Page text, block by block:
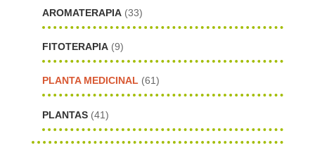
AROMATERAPIA (33)
FITOTERAPIA (9)
PLANTA MEDICINAL (61)
PLANTAS (41)